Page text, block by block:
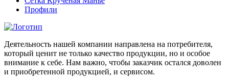
Профили
Деятельность нашей компании направлена на потребителя,
который ценит не только качество продукции, но и особое
внимание к себе. Нам важно, чтобы заказчик остался доволен
и приобретенной продукцией, и сервисом.